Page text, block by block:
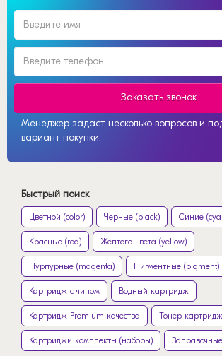
Заказать звонок
Менеджер задаст несколько вопросов и
вариант покупки.
Быстрый поиск
Цветной (color) Черные (black) Синие
Красные (red) Желтого цвета (yellow)
Пурпурные (magenta) Пигментные (pigment)
Картридж с чипом Водный картридж
Картридж Premium качества Тонер-картридж
Картриджи комплекты (наборы)